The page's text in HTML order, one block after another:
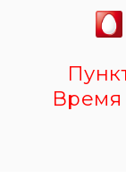
Пункт
Время